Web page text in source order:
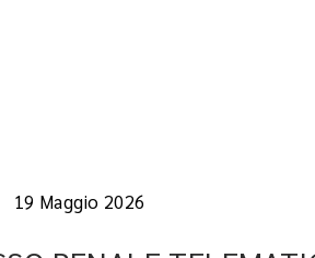
19 Maggio 2026